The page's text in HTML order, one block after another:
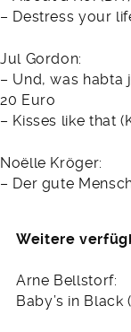
– Destress your
Jul Gordon:
– Und, was habta
20 Euro
– Kisses like that
Noëlle Kröger:
– Der gute
Weitere
Arne Bellstorf:
Baby’s in